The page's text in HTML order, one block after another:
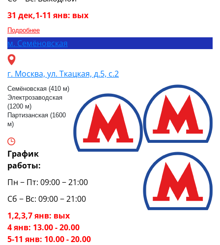
31 дек,1-11 янв: вых
Подробнее
м. Семёновская
г. Москва, ул. Ткацкая, д.5, с.2
Семёновская (410 м)
Электрозаводская
(1200 м)
Партизанская (1600
м)
График
работы:
Пн − Пт: 09:00 − 21:00
Сб − Вс: 09:00 − 21:00
1,2,3,7 янв: вых
4 янв: 13.00 - 20.00
5-11 янв: 10.00 - 20.00